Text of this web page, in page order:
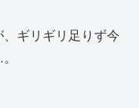
ギリギリ足りず今